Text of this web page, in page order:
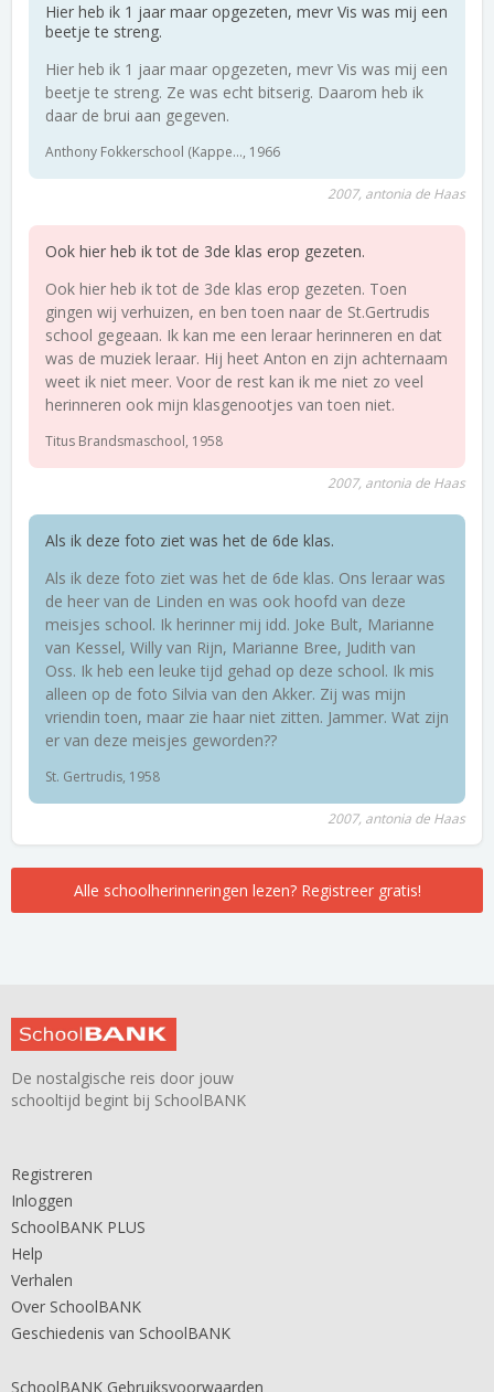
Hier heb ik 1 jaar maar opgezeten, mevr Vis was mij een
beetje te streng.
Hier heb ik 1 jaar maar opgezeten, mevr Vis was mij een
beetje te streng. Ze was echt bitserig. Daarom heb ik
daar de brui aan gegeven.
Anthony Fokkerschool (Kappe..., 1966
2007, antonia de Haas
Ook hier heb ik tot de 3de klas erop gezeten.
Ook hier heb ik tot de 3de klas erop gezeten. Toen
gingen wij verhuizen, en ben toen naar de St.Gertrudis
school gegeaan. Ik kan me een leraar herinneren en dat
was de muziek leraar. Hij heet Anton en zijn achternaam
weet ik niet meer. Voor de rest kan ik me niet zo veel
herinneren ook mijn klasgenootjes van toen niet.
Titus Brandsmaschool, 1958
2007, antonia de Haas
Als ik deze foto ziet was het de 6de klas.
Als ik deze foto ziet was het de 6de klas. Ons leraar was
de heer van de Linden en was ook hoofd van deze
meisjes school. Ik herinner mij idd. Joke Bult, Marianne
van Kessel, Willy van Rijn, Marianne Bree, Judith van
Oss. Ik heb een leuke tijd gehad op deze school. Ik mis
alleen op de foto Silvia van den Akker. Zij was mijn
vriendin toen, maar zie haar niet zitten. Jammer. Wat zijn
er van deze meisjes geworden??
St. Gertrudis, 1958
2007, antonia de Haas
Alle schoolherinneringen lezen? Registreer gratis!
De nostalgische reis door jouw
schooltijd begint bij SchoolBANK
Registreren
Inloggen
SchoolBANK PLUS
Help
Verhalen
Over SchoolBANK
Geschiedenis van SchoolBANK
SchoolBANK Gebruiksvoorwaarden